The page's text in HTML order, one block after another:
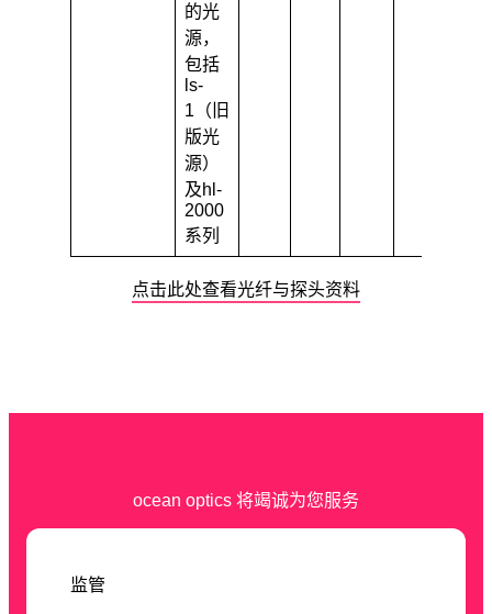
的光
源，
包括
ls-
1（旧
版光
源）
及hl-
2000
系列
点击此处查看光纤与探头资料
ocean optics 将竭诚为您服务
监管